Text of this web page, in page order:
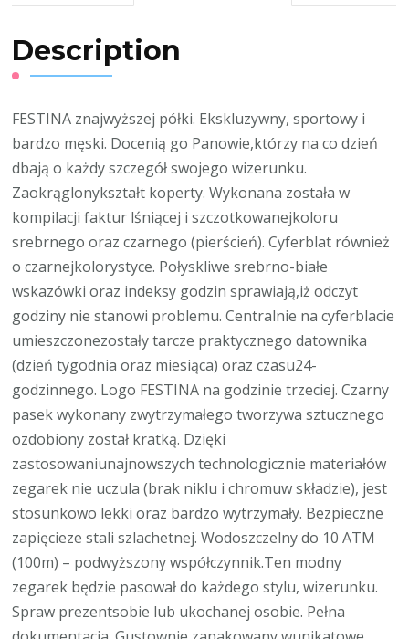
Description
FESTINA znajwyższej półki. Ekskluzywny, sportowy i
bardzo męski. Docenią go Panowie,którzy na co dzień
dbają o każdy szczegół swojego wizerunku.
Zaokrąglonykształt koperty. Wykonana została w
kompilacji faktur lśniącej i szczotkowanejkoloru
srebrnego oraz czarnego (pierścień). Cyferblat również
o czarnejkolorystyce. Połyskliwe srebrno-białe
wskazówki oraz indeksy godzin sprawiają,iż odczyt
godziny nie stanowi problemu. Centralnie na cyferblacie
umieszczonezostały tarcze praktycznego datownika
(dzień tygodnia oraz miesiąca) oraz czasu24-
godzinnego. Logo FESTINA na godzinie trzeciej. Czarny
pasek wykonany zwytrzymałego tworzywa sztucznego
ozdobiony został kratką. Dzięki
zastosowaniunajnowszych technologicznie materiałów
zegarek nie uczula (brak niklu i chromuw składzie), jest
stosunkowo lekki oraz bardzo wytrzymały. Bezpieczne
zapięcieze stali szlachetnej. Wodoszczelny do 10 ATM
(100m) – podwyższony współczynnik.Ten modny
zegarek będzie pasował do każdego stylu, wizerunku.
Spraw prezentsobie lub ukochanej osobie. Pełna